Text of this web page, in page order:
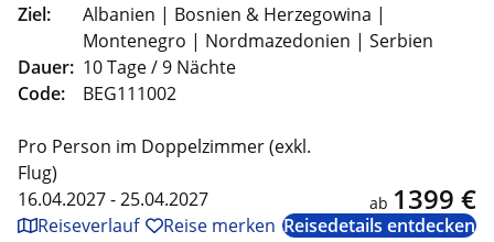
Ziel:
Albanien | Bosnien & Herzegowina |
Montenegro | Nordmazedonien | Serbien
Dauer: 10 Tage / 9 Nächte
Code:
BEG111002
Pro Person im Doppelzimmer (exkl.
Flug)
16.04.2027 - 25.04.2027
ab 1399 €
Reiseverlauf Reise merken Reisedetails entdecken